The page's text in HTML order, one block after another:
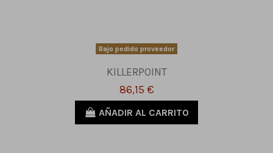
Bajo pedido proveedor
KILLERPOINT
86,15 €
AÑADIR AL CARRITO